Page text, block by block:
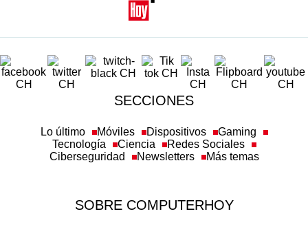
SECCIONES
Lo último Móviles Dispositivos
Gaming
Tecnología
Ciencia
Redes Sociales
Ciberseguridad
Newsletters Más temas
SOBRE COMPUTERHOY